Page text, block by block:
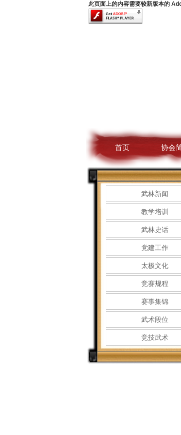
此页面上的内容需要较新版本的
首页 协会
武林新闻
教学培训
武林史话
党建工作
太极文化
竞赛规程
赛事集锦
武术段位
竞技武术